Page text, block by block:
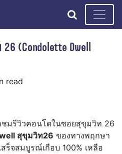
search
(Condolette Dwell
read
มรีวิวคอนโดในซอยสุขุมวิท 26
สุขุมวิท26 ของทางพฤกษา
ร็จสมบูรณ์เกือบ 100% เหลือ